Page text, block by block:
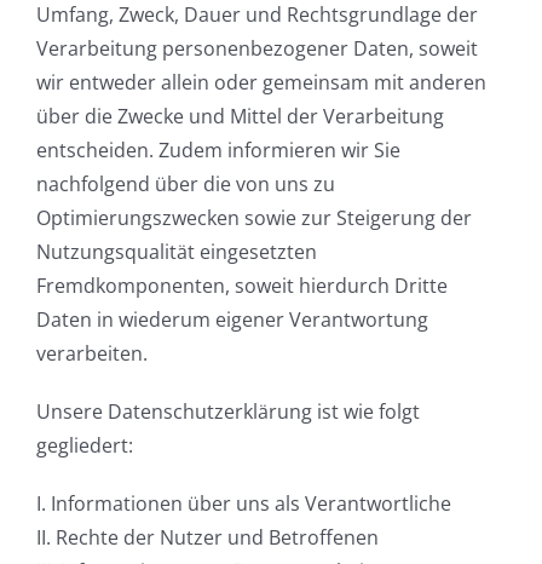
Umfang, Zweck, Dauer und Rechtsgrundlage der
Verarbeitung personenbezogener Daten, soweit
wir entweder allein oder gemeinsam mit anderen
über die Zwecke und Mittel der Verarbeitung
entscheiden. Zudem informieren wir Sie
nachfolgend über die von uns zu
Optimierungszwecken sowie zur Steigerung der
Nutzungsqualität eingesetzten
Fremdkomponenten, soweit hierdurch Dritte
Daten in wiederum eigener Verantwortung
verarbeiten.
Unsere Datenschutzerklärung ist wie folgt
gegliedert:
I. Informationen über uns als Verantwortliche
II. Rechte der Nutzer und Betroffenen